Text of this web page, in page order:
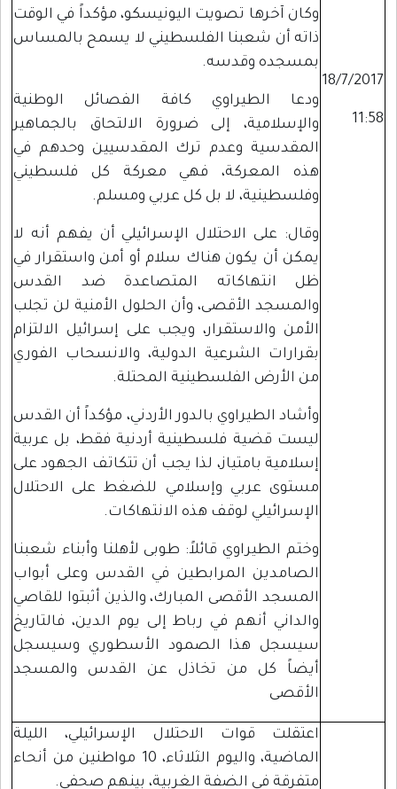
18/7/2017
11:58
وكان آخرها تصويت اليونيسكو، مؤكداً في الوقت
ذاته أن شعبنا الفلسطيني لا يسمح بالمساس
بمسجده وقدسه.
ودعا الطيراوي كافة الفصائل الوطنية
والإسلامية، إلى ضرورة الالتحاق بالجماهير
المقدسية وعدم ترك المقدسيين وحدهم في
هذه المعركة، فهي معركة كل فلسطيني
وفلسطينية، لا بل كل عربي ومسلم.
وقال: على الاحتلال الإسرائيلي أن يفهم أنه لا
يمكن أن يكون هناك سلام أو أمن واستقرار في
ظل انتهاكاته المتصاعدة ضد القدس
والمسجد الأقصى، وأن الحلول الأمنية لن تجلب
الأمن والاستقرار، ويجب على إسرائيل الالتزام
بقرارات الشرعية الدولية، والانسحاب الفوري
من الأرض الفلسطينية المحتلة.
وأشاد الطيراوي بالدور الأردني، مؤكداً أن القدس
ليست قضية فلسطينية أردنية فقط، بل عربية
إسلامية بامتياز، لذا يجب أن تتكاتف الجهود على
مستوى عربي وإسلامي للضغط على الاحتلال
الإسرائيلي لوقف هذه الانتهاكات.
وختم الطيراوي قائلاً: طوبى لأهلنا وأبناء شعبنا
الصامدين المرابطين في القدس وعلى أبواب
المسجد الأقصى المبارك، والذين أثبتوا للقاصي
والداني أنهم في رباط إلى يوم الدين، فالتاريخ
سيسجل هذا الصمود الأسطوري وسيسجل
أيضاً كل من تخاذل عن القدس والمسجد
الأقصى
اعتقلت قوات الاحتلال الإسرائيلي، الليلة
الماضية، واليوم الثلاثاء، 10 مواطنين من أنحاء
متفرقة في الضفة الغربية، بينهم صحفي.